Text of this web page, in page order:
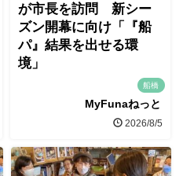
が市長を訪問 新シー
ズン開幕に向け「『船
パ』結果を出せる環
境」
船橋
MyFunaねっと
2026/8/5